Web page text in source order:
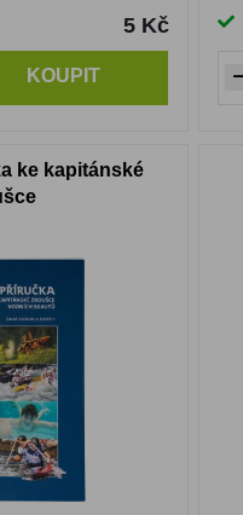
5 Kč
KOUPIT
ke kapitánské